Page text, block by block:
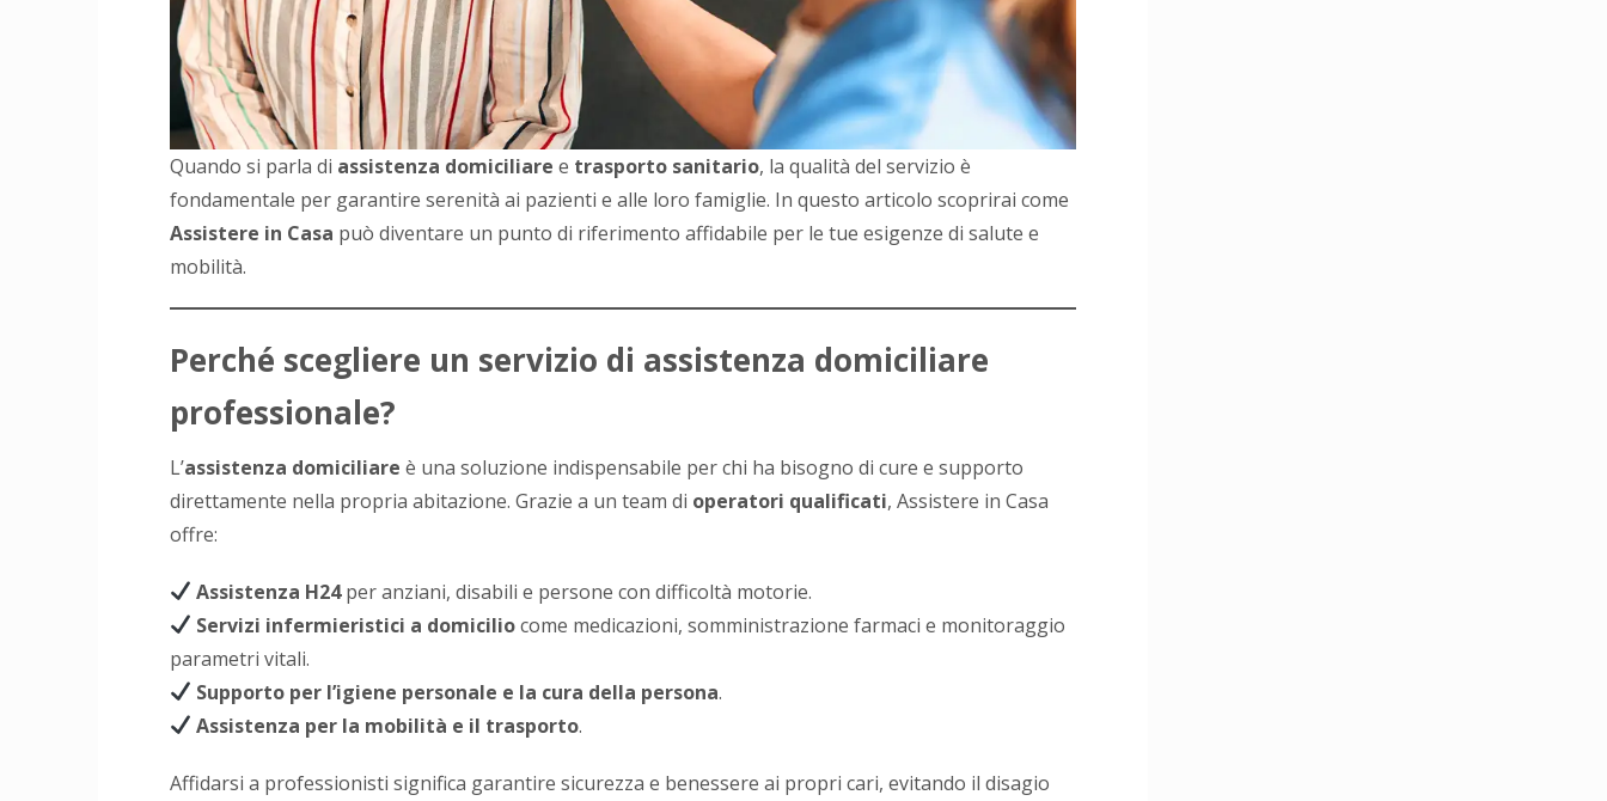
Quando si parla di assistenza domiciliare e trasporto sanitario, la qualità del servizio è
fondamentale per garantire serenità ai pazienti e alle loro famiglie. In questo articolo scoprirai come
Assistere in Casa può diventare un punto di riferimento affidabile per le tue esigenze di salute e
mobilità.
Perché scegliere un servizio di assistenza domiciliare
professionale?
L’assistenza domiciliare è una soluzione indispensabile per chi ha bisogno di cure e supporto
direttamente nella propria abitazione. Grazie a un team di operatori qualificati, Assistere in Casa
offre:
Assistenza H24per anziani, disabili e persone con difficoltà motorie.
Servizi infermieristici a domiciliocome medicazioni, somministrazione farmaci e monitoraggio
parametri vitali.
Supporto per l’igiene personale e la cura della persona.
Assistenza per la mobilità e il trasporto.
Affidarsi a professionisti significa garantire sicurezza e benessere ai propri cari, evitando il disagio